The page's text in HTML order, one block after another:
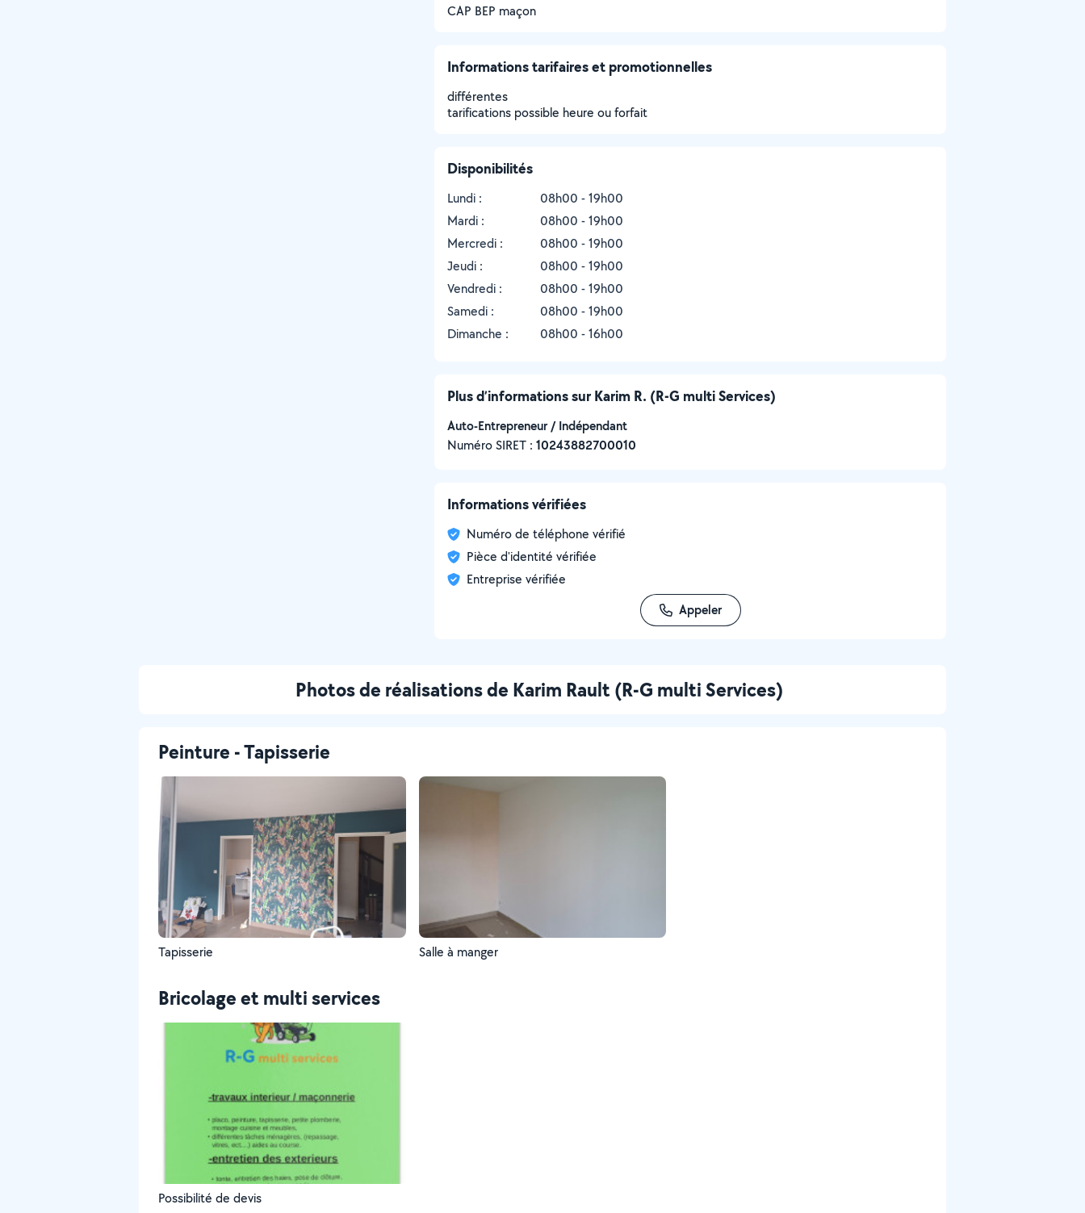
CAP BEP maçon
Informations tarifaires et promotionnelles
différentes
tarifications possible heure ou forfait
Disponibilités
Lundi :
08h00 - 19h00
Mardi :
08h00 - 19h00
Mercredi :
08h00 - 19h00
Jeudi :
08h00 - 19h00
Vendredi :
08h00 - 19h00
Samedi :
08h00 - 19h00
Dimanche :
08h00 - 16h00
Plus d’informations sur Karim R. (R-G multi Services)
Auto-Entrepreneur / Indépendant
Numéro SIRET : ‍10243882700010
Informations vérifiées
Numéro de téléphone vérifié
Pièce d'identité vérifiée
Entreprise vérifiée
Appeler
Photos de réalisations de Karim Rault (R-G multi Services)
Peinture - Tapisserie
Tapisserie Salle à manger
Bricolage et multi services
Possibilité de devis